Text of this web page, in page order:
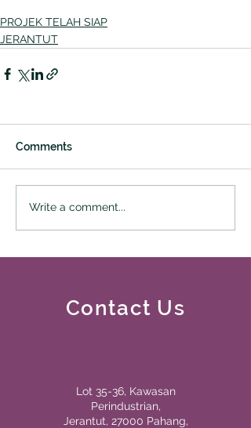
PROJEK TELAH SIAP
JERANTUT
Comments
Write a comment...
Contact Us
Lot 35-36, Kawasan
Perindustrian,
Jerantut, 27000 Pahang,